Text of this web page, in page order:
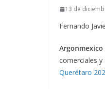
13 de
Fernando
comerciales y
Querétaro